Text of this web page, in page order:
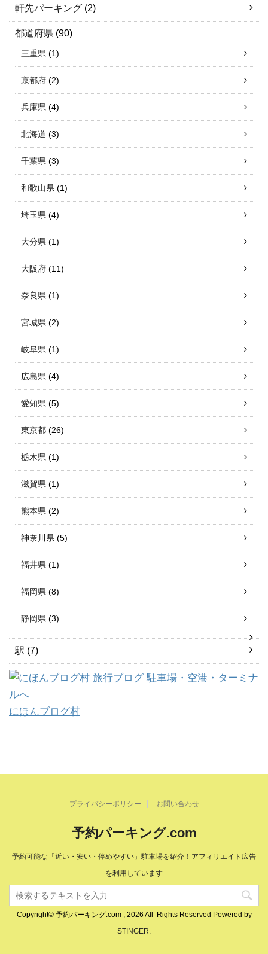
軒先パーキング (2)
都道府県 (90)
三重県 (1)
京都府 (2)
兵庫県 (4)
北海道 (3)
千葉県 (3)
和歌山県 (1)
埼玉県 (4)
大分県 (1)
大阪府 (11)
奈良県 (1)
宮城県 (2)
岐阜県 (1)
広島県 (4)
愛知県 (5)
東京都 (26)
栃木県 (1)
滋賀県 (1)
熊本県 (2)
神奈川県 (5)
福井県 (1)
福岡県 (8)
静岡県 (3)
駅 (7)
にほんブログ村
プライバシーポリシー お問い合わせ
予約パーキング.com
予約可能な「近い・安い・停めやすい」駐車場を紹介！アフィリエイト広告
を利用しています
Copyright© 予約パーキング.com , 2026 All Rights Reserved Powered by
STINGER.